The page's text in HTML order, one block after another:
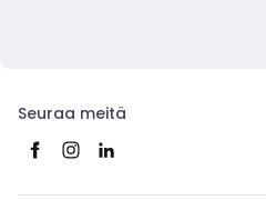
Seuraa meitä